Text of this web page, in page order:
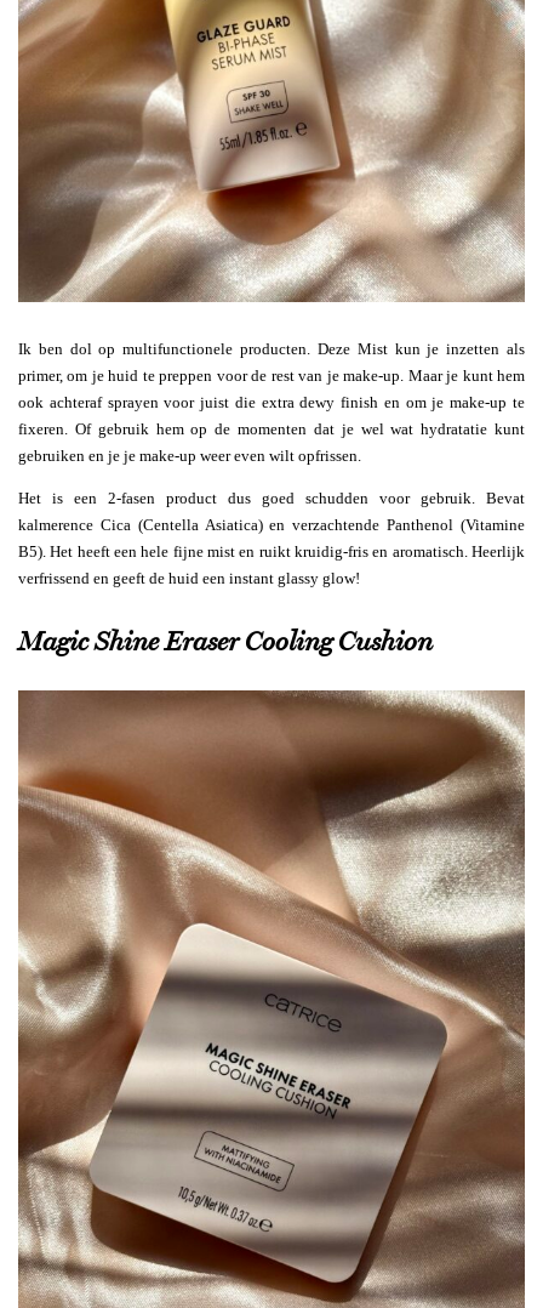
Ik ben dol op multifunctionele producten. Deze Mist kun je inzetten als
primer, om je huid te preppen voor de rest van je make-up. Maar je kunt hem
ook achteraf sprayen voor juist die extra dewy finish en om je make-up te
fixeren. Of gebruik hem op de momenten dat je wel wat hydratatie kunt
gebruiken en je je make-up weer even wilt opfrissen.
Het is een 2-fasen product dus goed schudden voor gebruik. Bevat
kalmerence Cica (Centella Asiatica) en verzachtende Panthenol (Vitamine
B5). Het heeft een hele fijne mist en ruikt kruidig-fris en aromatisch. Heerlijk
verfrissend en geeft de huid een instant glassy glow!
Magic Shine Eraser Cooling Cushion